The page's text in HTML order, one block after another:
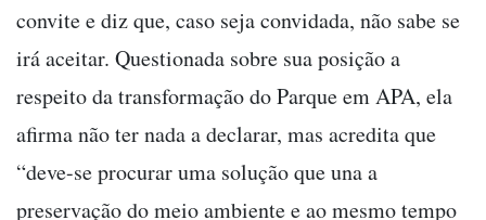
convite e diz que, caso seja convidada, não sabe se
irá aceitar. Questionada sobre sua posição a
respeito da transformação do Parque em APA, ela
afirma não ter nada a declarar, mas acredita que
“deve-se procurar uma solução que una a
preservação do meio ambiente e ao mesmo tempo